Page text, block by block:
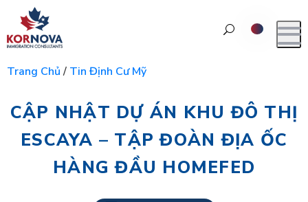
Trang Chủ/ Tin Định Cư Mỹ
CẬP NHẬT DỰ ÁN KHU ĐÔ THỊ
ESCAYA – TẬP ĐOÀN ĐỊA ỐC
HÀNG ĐẦU HOMEFED